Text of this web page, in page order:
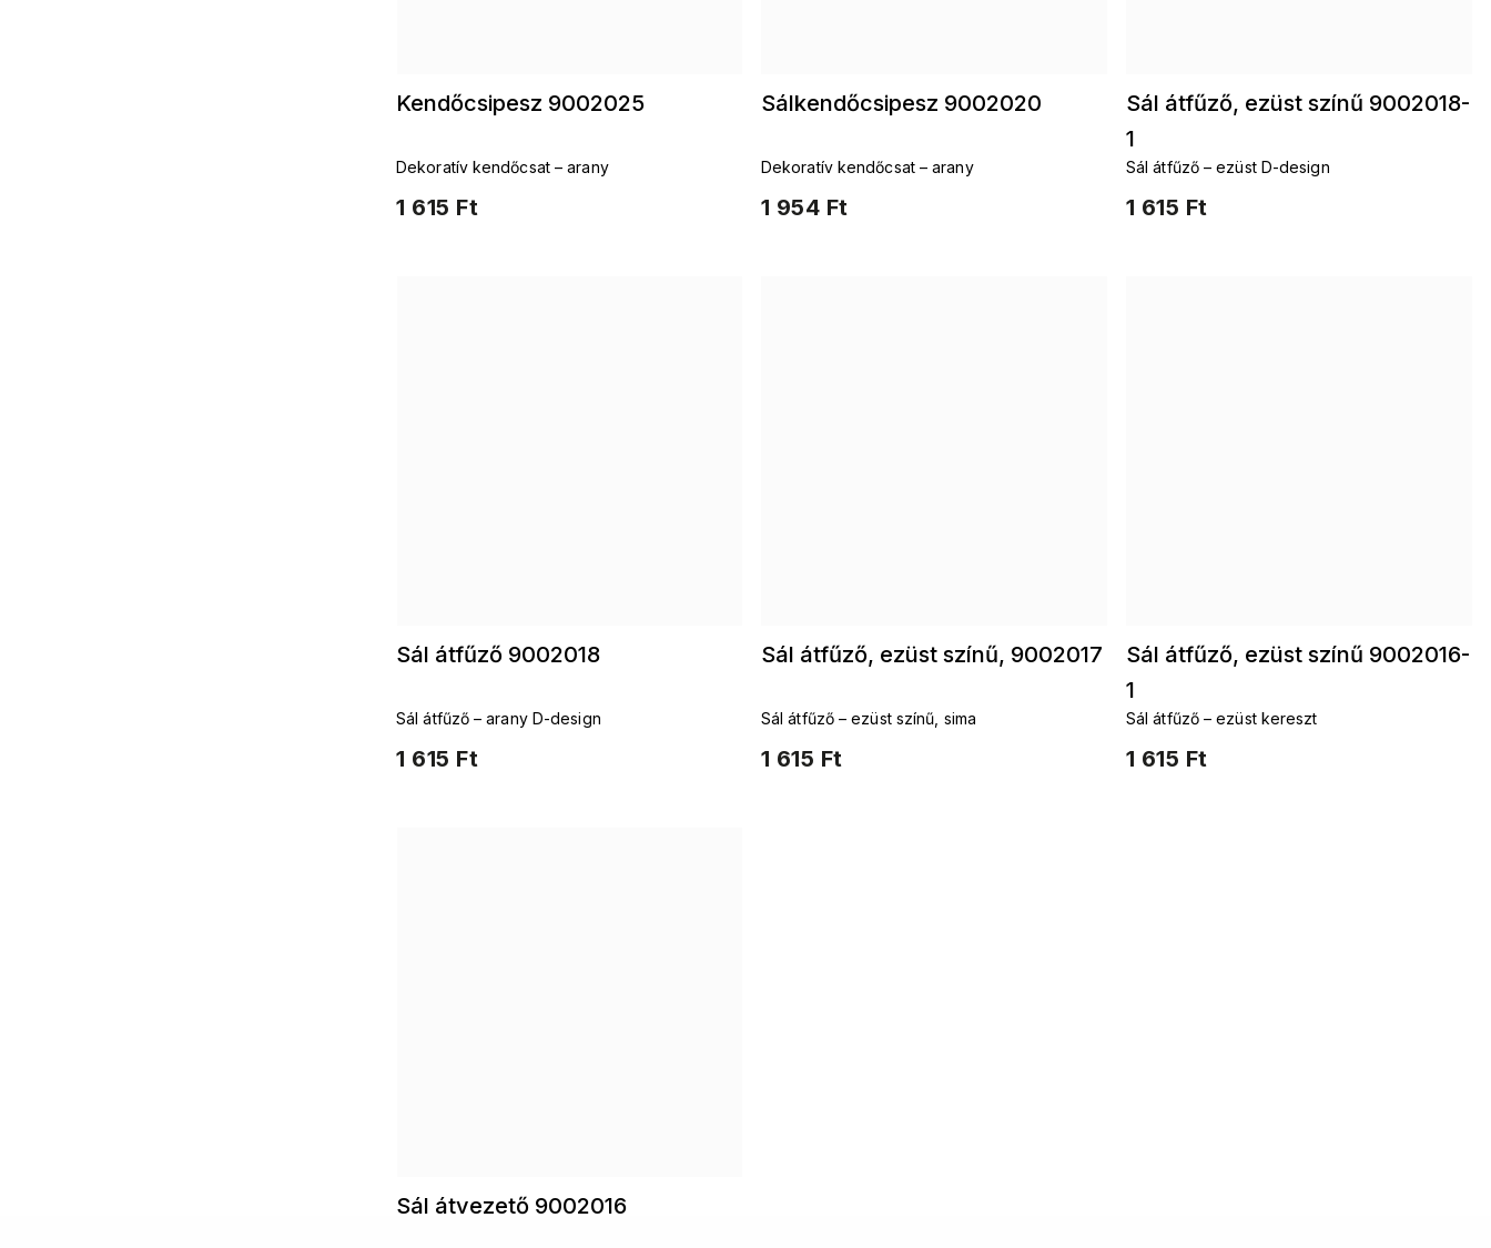
Kendőcsipesz 9002025
1 615 Ft
Dekoratív kendőcsat – arany
Sálkendőcsipesz 9002020
1 954 Ft
Dekoratív kendőcsat – arany
Sál átfűző, ezüst színű 9002018-
1
1 615 Ft
Sál átfűző – ezüst D-design
Sál átfűző 9002018
1 615 Ft
Sál átfűző – arany D-design
Sál átfűző, ezüst színű, 9002017
1 615 Ft
Sál átfűző – ezüst színű, sima
Sál átfűző, ezüst színű 9002016-
1
1 615 Ft
Sál átfűző – ezüst kereszt
Sál átvezető 9002016